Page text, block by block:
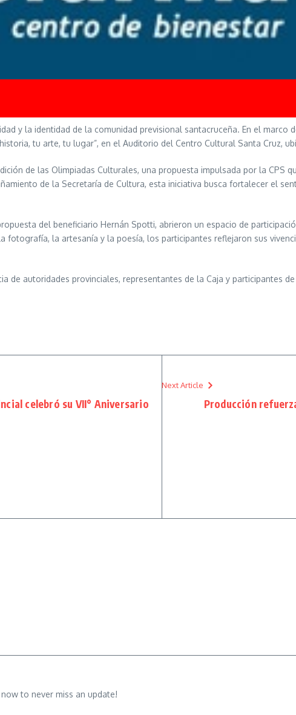
y la identidad de la comunidad previsional santacruceña. En el marco
tu arte, tu lugar”, en el Auditorio del Centro Cultural Santa Cruz,
de las Olimpiadas Culturales, una propuesta impulsada por la CPS
de la Secretaría de Cultura, esta iniciativa busca fortalecer el
del beneficiario Hernán Spotti, abrieron un espacio de
fotografía, la artesanía y la poesía, los participantes reflejaron sus
de autoridades provinciales, representantes de la Caja y participantes
celebró su VII° Aniversario
Next Article
Producción
to never miss an update!